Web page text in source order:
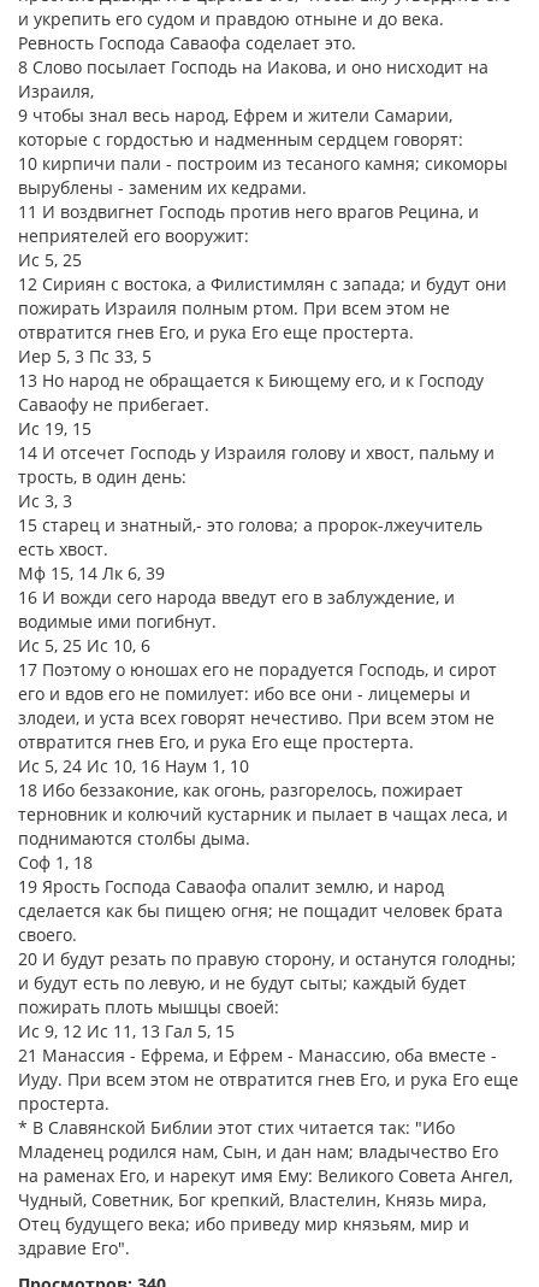
и укрепить его судом и правдою отныне и до века.
Ревность Господа Саваофа соделает это.
8 Слово посылает Господь на Иакова, и оно нисходит на
Израиля,
9 чтобы знал весь народ, Ефрем и жители Самарии,
которые с гордостью и надменным сердцем говорят:
10 кирпичи пали - построим из тесаного камня; сикоморы
вырублены - заменим их кедрами.
11 И воздвигнет Господь против него врагов Рецина, и
неприятелей его вооружит:
Ис 5, 25
12 Сириян с востока, а Филистимлян с запада; и будут они
пожирать Израиля полным ртом. При всем этом не
отвратится гнев Его, и рука Его еще простерта.
Иер 5, 3 Пс 33, 5
13 Но народ не обращается к Биющему его, и к Господу
Саваофу не прибегает.
Ис 19, 15
14 И отсечет Господь у Израиля голову и хвост, пальму и
трость, в один день:
Ис 3, 3
15 старец и знатный,- это голова; а пророк-лжеучитель
есть хвост.
Мф 15, 14 Лк 6, 39
16 И вожди сего народа введут его в заблуждение, и
водимые ими погибнут.
Ис 5, 25 Ис 10, 6
17 Поэтому о юношах его не порадуется Господь, и сирот
его и вдов его не помилует: ибо все они - лицемеры и
злодеи, и уста всех говорят нечестиво. При всем этом не
отвратится гнев Его, и рука Его еще простерта.
Ис 5, 24 Ис 10, 16 Наум 1, 10
18 Ибо беззаконие, как огонь, разгорелось, пожирает
терновник и колючий кустарник и пылает в чащах леса, и
поднимаются столбы дыма.
Соф 1, 18
19 Ярость Господа Саваофа опалит землю, и народ
сделается как бы пищею огня; не пощадит человек брата
своего.
20 И будут резать по правую сторону, и останутся голодны;
и будут есть по левую, и не будут сыты; каждый будет
пожирать плоть мышцы своей:
Ис 9, 12 Ис 11, 13 Гал 5, 15
21 Манассия - Ефрема, и Ефрем - Манассию, оба вместе -
Иуду. При всем этом не отвратится гнев Его, и рука Его еще
простерта.
* В Славянской Библии этот стих читается так: "Ибо
Младенец родился нам, Сын, и дан нам; владычество Его
на раменах Его, и нарекут имя Ему: Великого Совета Ангел,
Чудный, Советник, Бог крепкий, Властелин, Князь мира,
Отец будущего века; ибо приведу мир князьям, мир и
здравие Его".